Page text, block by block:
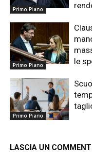
Primo Piano
Primo Piano
le
Primo Piano
LASCIA UN